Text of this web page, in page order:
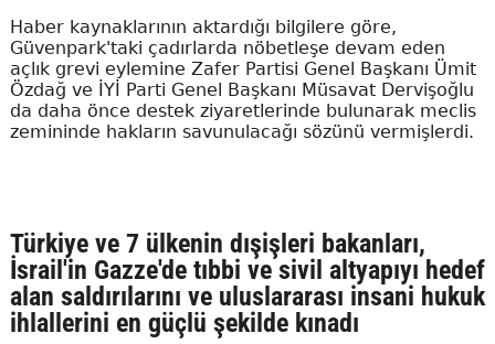
Haber kaynaklarının aktardığı bilgilere göre,
Güvenpark'taki çadırlarda nöbetleşe devam eden
açlık grevi eylemine Zafer Partisi Genel Başkanı Ümit
Özdağ ve İYİ Parti Genel Başkanı Müsavat Dervişoğlu
da daha önce destek ziyaretlerinde bulunarak meclis
zemininde hakların savunulacağı sözünü vermişlerdi.
Türkiye ve 7 ülkenin dışişleri bakanları,
İsrail'in Gazze'de tıbbi ve sivil altyapıyı hedef
alan saldırılarını ve uluslararası insani hukuk
ihlallerini en güçlü şekilde kınadı